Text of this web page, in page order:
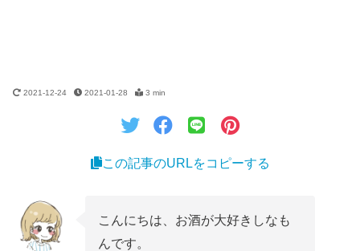
2021-12-24 2021-01-28 3 min
この記事のURLをコピーする
こんにちは、お酒が大好きしなも
んです。